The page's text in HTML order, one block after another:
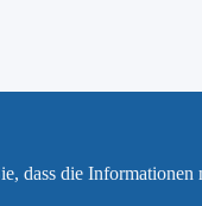
dass die Informationen